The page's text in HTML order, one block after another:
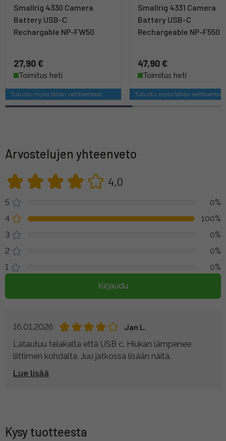
Smallrig 4330 Camera
Battery USB-C
Rechargable NP-FW50
27,90 €
Toimitus heti
Tutustu myös tähän vaihtoehtoon
Smallrig 4331 Camera
Battery USB-C
Rechargeable NP-F550
47,90 €
Toimitus heti
Tutustu myös tähän
Arvostelujen yhteenveto
4,0
5
0%
4
100%
3
0%
2
0%
1
0%
Kirjaudu
16.01.2026
Jan L.
Latautuu telakalta että USB c. Hiukan lämpenee
liittimen kohdalta. Juu jatkossa lisään näitä.
Lue lisää
Kysy tuotteesta